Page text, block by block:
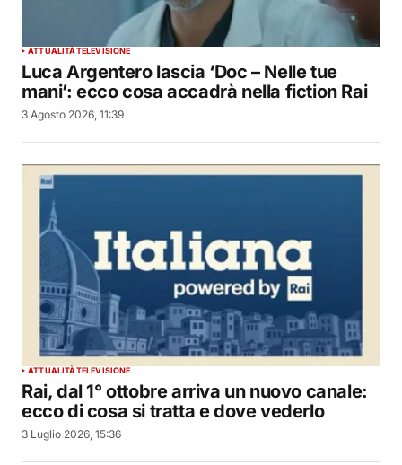
ATTUALITÀTELEVISIONE
Luca Argentero lascia ‘Doc – Nelle tue
mani’: ecco cosa accadrà nella fiction Rai
3 Agosto 2026, 11:39
ATTUALITÀTELEVISIONE
Rai, dal 1° ottobre arriva un nuovo canale:
ecco di cosa si tratta e dove vederlo
3 Luglio 2026, 15:36